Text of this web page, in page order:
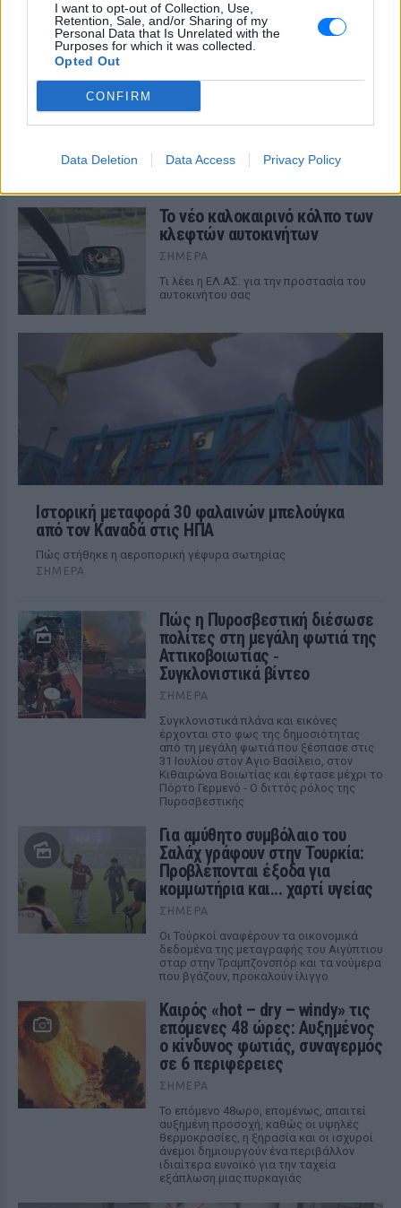
I want to opt-out of Collection, Use,
Retention, Sale, and/or Sharing of my
Personal Data that Is Unrelated with the
Purposes for which it was collected.
Opted Out
CONFIRM
Data Deletion Data Access Privacy Policy
αισθήσεις του εντός πισίνας σε
επιχείρηση τύπου beach bar.
Καύσιμα «φωτιά»: Η βενζίνη
πετρελαίου διεθνώς
Οι διεθνείς τιμές του αργού πετρελαίου
υποχωρούν, αλλά στα πρατήρια οι τιμές
Το νέο καλοκαιρινό κόλπο των
κλεφτών αυτοκινήτων
ΣΉΜΕΡΑ
Tι λέει η ΕΛ.ΑΣ. για την προστασία του
αυτοκινήτου σας
Ιστορική μεταφορά 30 φαλαινών μπελούγκα
από τον Καναδά στις ΗΠΑ
Πώς στήθηκε η αεροπορική γέφυρα σωτηρίας
ΣΉΜΕΡΑ
Πώς η Πυροσβεστική διέσωσε
πολίτες στη μεγάλη φωτιά της
Αττικοβοιωτίας ‑
Συγκλονιστικά βίντεο
ΣΉΜΕΡΑ
Συγκλονιστικά πλάνα και εικόνες
έρχονται στο φως της δημοσιότητας
από τη μεγάλη φωτιά που ξέσπασε στις
31 Ιουλίου στον Αγιο Βασίλειο, στον
Κιθαιρώνα Βοιωτίας και έφτασε μέχρι το
Πόρτο Γερμενό - Ο διττός ρόλος της
Πυροσβεστικής
Για αμύθητο συμβόλαιο του
Σαλάχ γράφουν στην Τουρκία:
Προβλέπονται έξοδα για
κομμωτήρια και... χαρτί υγείας
ΣΉΜΕΡΑ
Οι Τούρκοί αναφέρουν τα οικονομικά
δεδομένα της μεταγραφής του Αιγύπτιου
σταρ στην Τραμπζονσπόρ και τα νούμερα
που βγάζουν, προκαλούν ίλιγγο
Καιρός «hot – dry – windy» τις
επόμενες 48 ώρες: Αυξημένος
ο κίνδυνος φωτιάς, συναγερμός
σε 6 περιφέρειες
ΣΉΜΕΡΑ
Το επόμενο 48ωρο, επομένως, απαιτεί
αυξημένη προσοχή, καθώς οι υψηλές
θερμοκρασίες, η ξηρασία και οι ισχυροί
άνεμοι δημιουργούν ένα περιβάλλον
ιδιαίτερα ευνοϊκό για την ταχεία
εξάπλωση μιας πυρκαγιάς